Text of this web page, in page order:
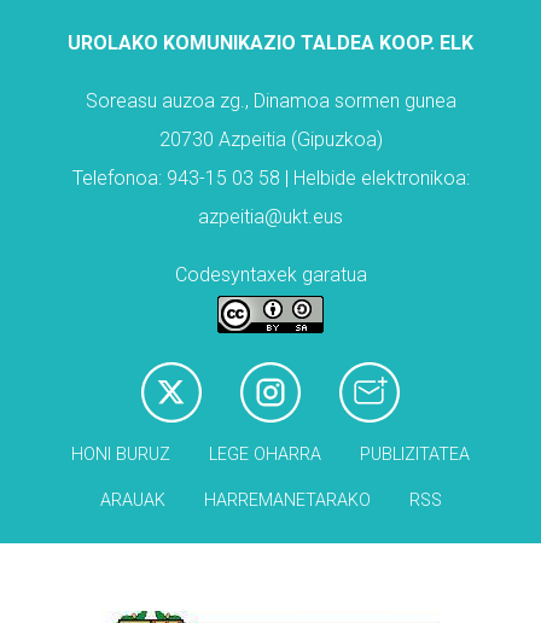
UROLAKO KOMUNIKAZIO TALDEA KOOP. ELK
Soreasu auzoa zg., Dinamoa sormen gunea
20730 Azpeitia (Gipuzkoa)
Telefonoa: 943-15 03 58 | Helbide elektronikoa:
azpeitia@ukt.eus
Codesyntaxek garatua
HONI BURUZ LEGE OHARRA PUBLIZITATEA
ARAUAK HARREMANETARAKO RSS